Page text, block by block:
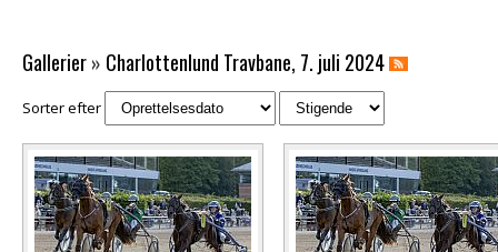
Gallerier» Charlottenlund Travbane, 7. juli 2024
Sorter efter